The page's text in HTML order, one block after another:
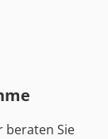
beraten Sie